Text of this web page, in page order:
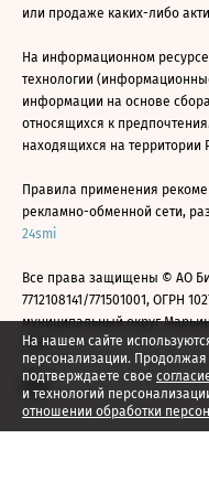
На нашем сайте
персонализации.
подтверждаете свое
и технологий
отношении обработки
или продаже каких-либо
На информационном
технологии
информации на основе
относящихся к
находящихся на территории
Правила применения
рекламно-обменной сети,
24smi
Все права защищены © АО
7712108141/771501001, ОГРН
муниципальный округ
2026